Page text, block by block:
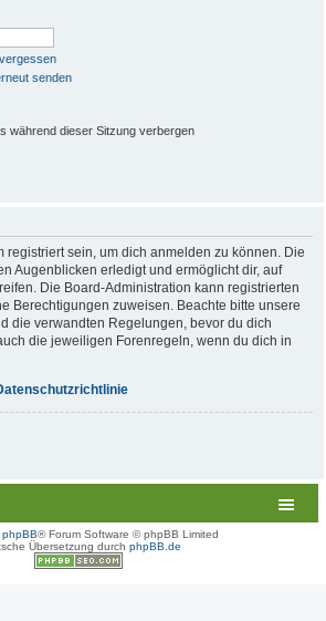
senden
während dieser Sitzung verbergen
registriert sein, um dich anmelden zu können. Die
Augenblicken erledigt und ermöglicht dir, auf
Die Board-Administration kann registrierten
Berechtigungen zuweisen. Beachte bitte unsere
die verwandten Regelungen, bevor du dich
die jeweiligen Forenregeln, wenn du dich in
phpBB® Forum Software © phpBB Limited
Übersetzung durch phpBB.de